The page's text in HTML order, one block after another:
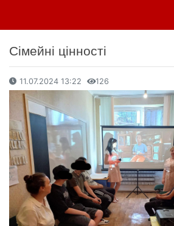
Сімейні цінності
11.07.2024 13:22 126